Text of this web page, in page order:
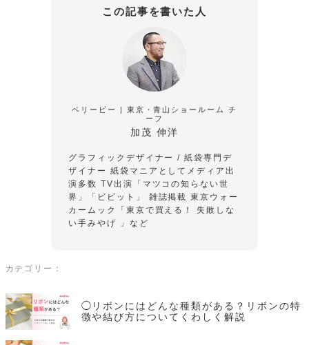
この記事を書いた人
ベリービー | 東京・青山ショールーム チ
ーフ
加茂 伸洋
グラフィックデザイナー / 紙袋専門デ
ザイナー 紙袋マニアとしてメディア出
演多数 TV出演「マツコの知らない世
界」「ビビット」 雑誌掲載 東京ウォー
カームック「東京で買える！ 失敗しな
い手みやげ 」など
カテゴリー：
◯リボンにはどんな種類がある？リボンの特
徴や結び方についてくわしく解説